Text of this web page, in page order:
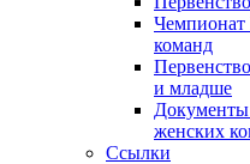
команд
и младше
Документы
женских
Ссылки